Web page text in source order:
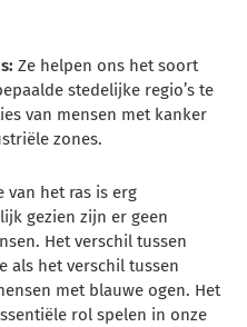
Ze helpen ons het soort
stedelijke regio’s te
van mensen met kanker
zones.
van het ras is erg
gezien zijn er geen
Het verschil tussen
als het verschil tussen
met blauwe ogen. Het
rol spelen in onze